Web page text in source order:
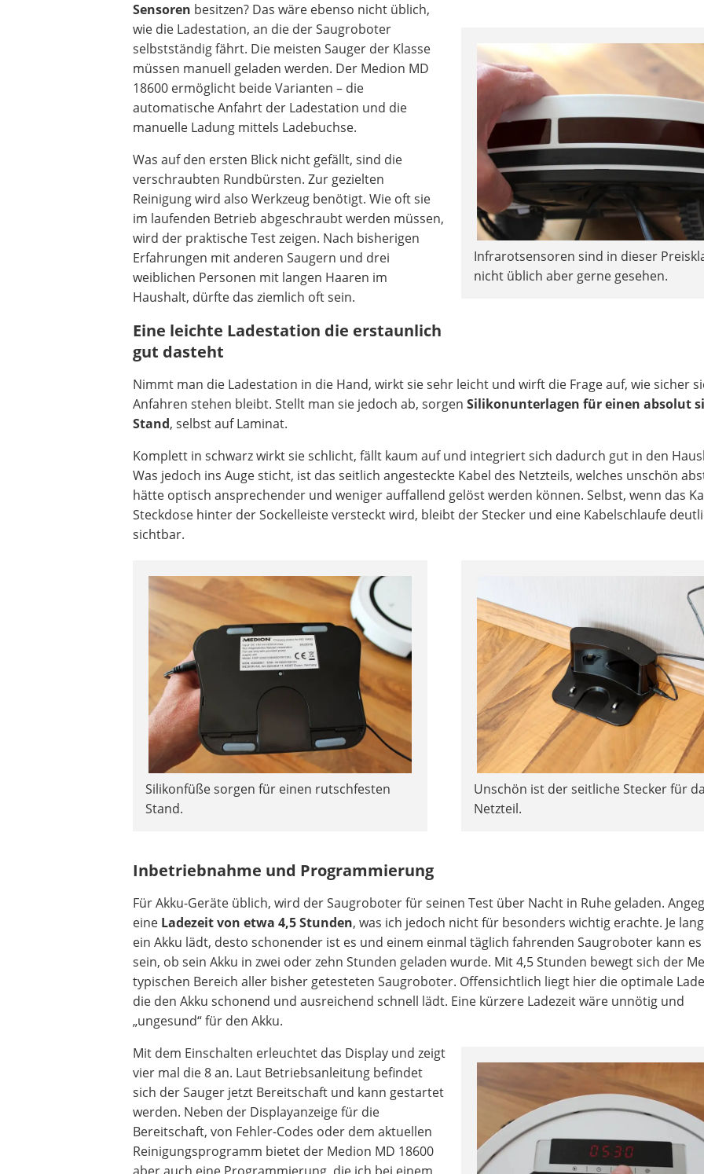
Infrarotsensoren sind in dieser
nicht üblich aber gerne gesehen.
Sensoren besitzen? Das wäre ebenso nicht üblich,
wie die Ladestation, an die der Saugroboter
selbstständig fährt. Die meisten Sauger der Klasse
müssen manuell geladen werden. Der Medion MD
18600 ermöglicht beide Varianten – die
automatische Anfahrt der Ladestation und die
manuelle Ladung mittels Ladebuchse.
Was auf den ersten Blick nicht gefällt, sind die
verschraubten Rundbürsten. Zur gezielten
Reinigung wird also Werkzeug benötigt. Wie oft sie
im laufenden Betrieb abgeschraubt werden müssen,
wird der praktische Test zeigen. Nach bisherigen
Erfahrungen mit anderen Saugern und drei
weiblichen Personen mit langen Haaren im
Haushalt, dürfte das ziemlich oft sein.
Eine leichte Ladestation die erstaunlich
gut dasteht
Nimmt man die Ladestation in die Hand, wirkt sie sehr leicht und wirft die Frage auf, wie sicher
Anfahren stehen bleibt. Stellt man sie jedoch ab, sorgenSilikonunterlagen für einen absolut
Stand, selbst auf Laminat.
Komplett in schwarz wirkt sie schlicht, fällt kaum auf und integriert sich dadurch gut in den
Was jedoch ins Auge sticht, ist das seitlich angesteckte Kabel des Netzteils, welches unschön
hätte optisch ansprechender und weniger auffallend gelöst werden können. Selbst, wenn das
Steckdose hinter der Sockelleiste versteckt wird, bleibt der Stecker und eine Kabelschlaufe
sichtbar.
Silikonfüße sorgen für einen rutschfesten
Stand.
Unschön ist der seitliche Stecker für
Netzteil.
Inbetriebnahme und Programmierung
Für Akku-Geräte üblich, wird der Saugroboter für seinen Test über Nacht in Ruhe geladen.
eine Ladezeit von etwa 4,5 Stunden, was ich jedoch nicht für besonders wichtig erachte. Je
ein Akku lädt, desto schonender ist es und einem einmal täglich fahrenden Saugroboter kann es
sein, ob sein Akku in zwei oder zehn Stunden geladen wurde. Mit 4,5 Stunden bewegt sich der
typischen Bereich aller bisher getesteten Saugroboter. Offensichtlich liegt hier die optimale
die den Akku schonend und ausreichend schnell lädt. Eine kürzere Ladezeit wäre unnötig und
„ungesund“ für den Akku.
Mit dem Einschalten erleuchtet das Display und zeigt
vier mal die 8 an. Laut Betriebsanleitung befindet
sich der Sauger jetzt Bereitschaft und kann gestartet
werden. Neben der Displayanzeige für die
Bereitschaft, von Fehler-Codes oder dem aktuellen
Reinigungsprogramm bietet der Medion MD 18600